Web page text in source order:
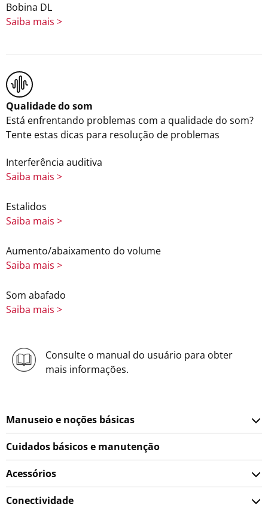
Bobina DL
Saiba mais >
Qualidade do som
Está enfrentando problemas com a qualidade do som?
Tente estas dicas para resolução de problemas
Interferência auditiva
Saiba mais >
Estalidos
Saiba mais >
Aumento/abaixamento do volume
Saiba mais >
Som abafado
Saiba mais >
Consulte o manual do usuário para obter
mais informações.
Manuseio e noções básicas
Cuidados básicos e manutenção
Acessórios
Conectividade